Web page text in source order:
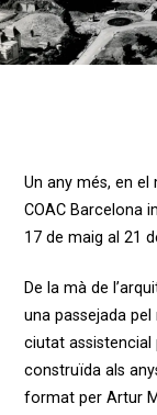
Un any més, en el
COAC Barcelona
17 de maig al 21
De la mà de
una passejada
ciutat assistencial
construïda als
format per Artur